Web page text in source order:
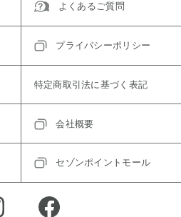
よくあるご質問
プライバシーポリシー
特定商取引法に基づく表記
会社概要
セゾンポイントモール